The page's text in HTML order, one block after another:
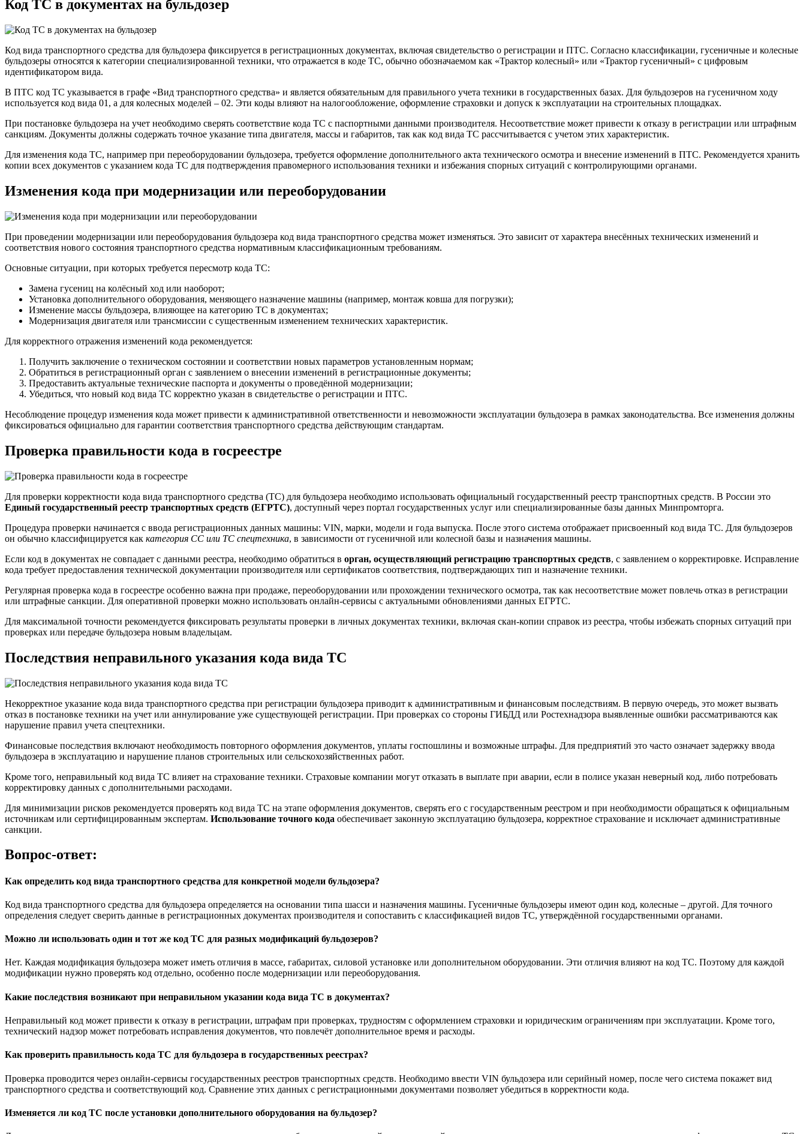
Код ТС в документах на бульдозер
Код вида транспортного средства для бульдозера фиксируется в регистрационных документах, включая свидетельство о регистрации и ПТС. Согласно классификации, гусеничные и колесные
бульдозеры относятся к категории специализированной техники, что отражается в коде ТС, обычно обозначаемом как «Трактор колесный» или «Трактор гусеничный» с цифровым
идентификатором вида.
В ПТС код ТС указывается в графе «Вид транспортного средства» и является обязательным для правильного учета техники в государственных базах. Для бульдозеров на гусеничном ходу
используется код вида 01, а для колесных моделей – 02. Эти коды влияют на налогообложение, оформление страховки и допуск к эксплуатации на строительных площадках.
При постановке бульдозера на учет необходимо сверять соответствие кода ТС с паспортными данными производителя. Несоответствие может привести к отказу в регистрации или штрафным
санкциям. Документы должны содержать точное указание типа двигателя, массы и габаритов, так как код вида ТС рассчитывается с учетом этих характеристик.
Для изменения кода ТС, например при переоборудовании бульдозера, требуется оформление дополнительного акта технического осмотра и внесение изменений в ПТС. Рекомендуется хранить
копии всех документов с указанием кода ТС для подтверждения правомерного использования техники и избежания спорных ситуаций с контролирующими органами.
Изменения кода при модернизации или переоборудовании
При проведении модернизации или переоборудования бульдозера код вида транспортного средства может изменяться. Это зависит от характера внесённых технических изменений и
соответствия нового состояния транспортного средства нормативным классификационным требованиям.
Основные ситуации, при которых требуется пересмотр кода ТС:
Замена гусениц на колёсный ход или наоборот;
Установка дополнительного оборудования, меняющего назначение машины (например, монтаж ковша для погрузки);
Изменение массы бульдозера, влияющее на категорию ТС в документах;
Модернизация двигателя или трансмиссии с существенным изменением технических характеристик.
Для корректного отражения изменений кода рекомендуется:
Получить заключение о техническом состоянии и соответствии новых параметров установленным нормам;
Обратиться в регистрационный орган с заявлением о внесении изменений в регистрационные документы;
Предоставить актуальные технические паспорта и документы о проведённой модернизации;
Убедиться, что новый код вида ТС корректно указан в свидетельстве о регистрации и ПТС.
Несоблюдение процедур изменения кода может привести к административной ответственности и невозможности эксплуатации бульдозера в рамках законодательства. Все изменения должны
фиксироваться официально для гарантии соответствия транспортного средства действующим стандартам.
Проверка правильности кода в госреестре
Для проверки корректности кода вида транспортного средства (ТС) для бульдозера необходимо использовать официальный государственный реестр транспортных средств. В России это
Единый государственный реестр транспортных средств (ЕГРТС), доступный через портал государственных услуг или специализированные базы данных Минпромторга.
Процедура проверки начинается с ввода регистрационных данных машины: VIN, марки, модели и года выпуска. После этого система отображает присвоенный код вида ТС. Для бульдозеров
он обычно классифицируется как категория СС или ТС спецтехника, в зависимости от гусеничной или колесной базы и назначения машины.
Если код в документах не совпадает с данными реестра, необходимо обратиться в орган, осуществляющий регистрацию транспортных средств, с заявлением о корректировке. Исправление
кода требует предоставления технической документации производителя или сертификатов соответствия, подтверждающих тип и назначение техники.
Регулярная проверка кода в госреестре особенно важна при продаже, переоборудовании или прохождении технического осмотра, так как несоответствие может повлечь отказ в регистрации
или штрафные санкции. Для оперативной проверки можно использовать онлайн-сервисы с актуальными обновлениями данных ЕГРТС.
Для максимальной точности рекомендуется фиксировать результаты проверки в личных документах техники, включая скан-копии справок из реестра, чтобы избежать спорных ситуаций при
проверках или передаче бульдозера новым владельцам.
Последствия неправильного указания кода вида ТС
Некорректное указание кода вида транспортного средства при регистрации бульдозера приводит к административным и финансовым последствиям. В первую очередь, это может вызвать
отказ в постановке техники на учет или аннулирование уже существующей регистрации. При проверках со стороны ГИБДД или Ростехнадзора выявленные ошибки рассматриваются как
нарушение правил учета спецтехники.
Финансовые последствия включают необходимость повторного оформления документов, уплаты госпошлины и возможные штрафы. Для предприятий это часто означает задержку ввода
бульдозера в эксплуатацию и нарушение планов строительных или сельскохозяйственных работ.
Кроме того, неправильный код вида ТС влияет на страхование техники. Страховые компании могут отказать в выплате при аварии, если в полисе указан неверный код, либо потребовать
корректировку данных с дополнительными расходами.
Для минимизации рисков рекомендуется проверять код вида ТС на этапе оформления документов, сверять его с государственным реестром и при необходимости обращаться к официальным
источникам или сертифицированным экспертам. Использование точного кода обеспечивает законную эксплуатацию бульдозера, корректное страхование и исключает административные
санкции.
Вопрос-ответ:
Как определить код вида транспортного средства для конкретной модели бульдозера?
Код вида транспортного средства для бульдозера определяется на основании типа шасси и назначения машины. Гусеничные бульдозеры имеют один код, колесные – другой. Для точного
определения следует сверить данные в регистрационных документах производителя и сопоставить с классификацией видов ТС, утверждённой государственными органами.
Можно ли использовать один и тот же код ТС для разных модификаций бульдозеров?
Нет. Каждая модификация бульдозера может иметь отличия в массе, габаритах, силовой установке или дополнительном оборудовании. Эти отличия влияют на код ТС. Поэтому для каждой
модификации нужно проверять код отдельно, особенно после модернизации или переоборудования.
Какие последствия возникают при неправильном указании кода вида ТС в документах?
Неправильный код может привести к отказу в регистрации, штрафам при проверках, трудностям с оформлением страховки и юридическим ограничениям при эксплуатации. Кроме того,
технический надзор может потребовать исправления документов, что повлечёт дополнительное время и расходы.
Как проверить правильность кода ТС для бульдозера в государственных реестрах?
Проверка проводится через онлайн-сервисы государственных реестров транспортных средств. Необходимо ввести VIN бульдозера или серийный номер, после чего система покажет вид
транспортного средства и соответствующий код. Сравнение этих данных с регистрационными документами позволяет убедиться в корректности кода.
Изменяется ли код ТС после установки дополнительного оборудования на бульдозер?